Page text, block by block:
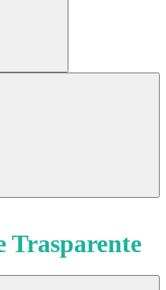
Trasparente